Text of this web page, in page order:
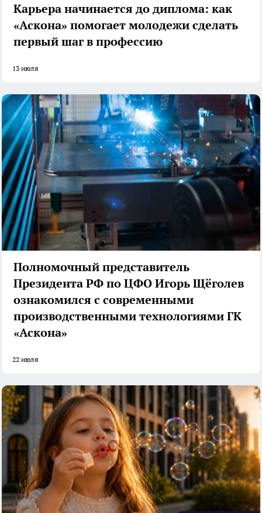
Карьера начинается до диплома: как
«Аскона» помогает молодежи сделать
первый шаг в профессию
13 июля
Полномочный представитель
Президента РФ по ЦФО Игорь Щёголев
ознакомился с современными
производственными технологиями ГК
«Аскона»
22 июля